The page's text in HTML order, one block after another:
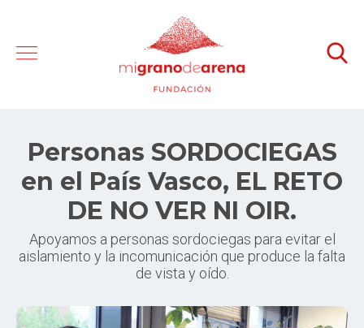
Personas SORDOCIEGAS
en el País Vasco, EL RETO
DE NO VER NI OIR.
Apoyamos a personas sordociegas para evitar el
aislamiento y la incomunicación que produce la falta
de vista y oído.